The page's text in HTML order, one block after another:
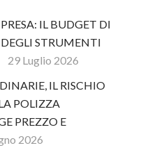
IL BUDGET DI
STRUMENTI
29 Luglio 2026
IL RISCHIO
POLIZZA
PREZZO E
2026